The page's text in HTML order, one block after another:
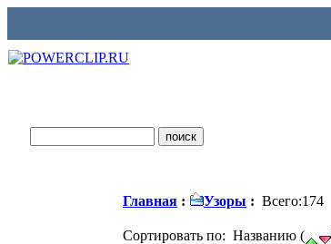
Главная : Узоры : Всего:174
Сортировать по: Названию (